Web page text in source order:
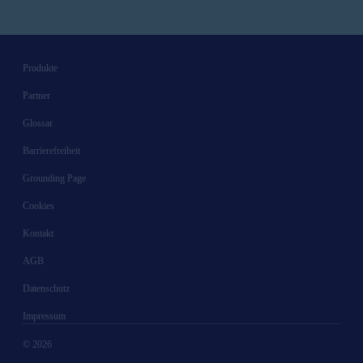
Produkte
Partner
Glossar
Barrierefreiheit
Grounding Page
Cookies
Kontakt
AGB
Datenschutz
Impressum
© 2026